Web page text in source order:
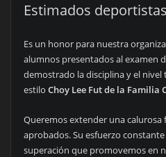
Estimados
Es un honor para nuestra
alumnos presentados al examen
demostrado la disciplina y el
estilo Choy Lee Fut de la Familia
Queremos extender una calurosa
aprobados. Su esfuerzo
superación que promovemos en